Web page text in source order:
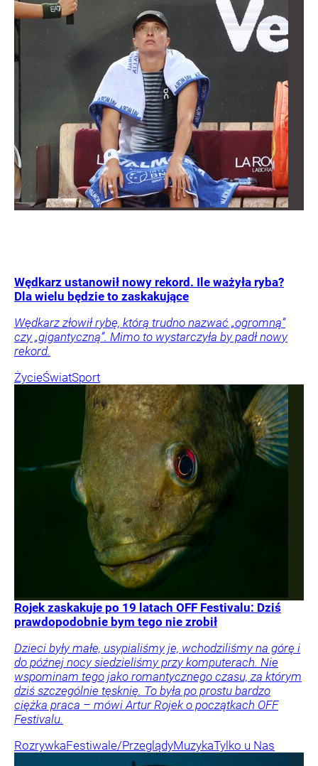
Wędkarz ustanowił nowy rekord. Ile ważyła ryba?
Dla wielu będzie to zaskakujące
Wędkarz złowił rybę, którą trudno nazwać „ogromną”
czy „gigantyczną”. Mimo to wystarczyła by padł nowy
rekord.
ŻycieŚwiatSport
Rojek zaskakuje po 19 latach OFF Festivalu: Dziś
prawdopodobnie bym tego nie zrobił
Dzieci były małe, usypialiśmy je, wchodziliśmy na górę i
do późnej nocy siedzieliśmy przy komputerach. Nie
wspominam tego jako romantycznego czasu, za którym
dziś szczególnie tęsknię. To była po prostu bardzo
ciężka praca – mówi Artur Rojek o początkach OFF
Festivalu.
RozrywkaFestiwale/PrzeglądyMuzykaTylko u Nas